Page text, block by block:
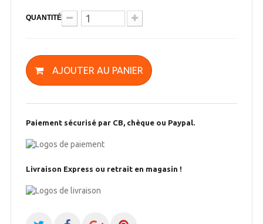
QUANTITÉ
AJOUTER AU PANIER
Paiement sécurisé par CB, chèque ou Paypal.
Livraison Express ou retrait en magasin !